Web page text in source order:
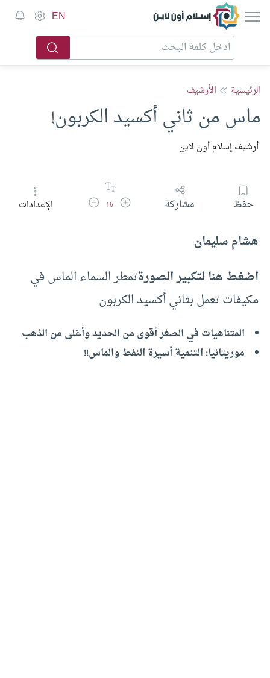
إسلام أون لاين EN
الرئيسية الأرشيف
ماس من ثاني أكسيد الكربون!
أرشيف إسلام أون لاين
حفظ مشاركة زيادة حجم الخط
16 تقليل حجم الخطالإعدادات
هشام سليمان
اضغط هنا لتكبير الصورةتمطر السماء الماس في
مكيفات تعمل بثاني أكسيد الكربون
المتناهيات في الصغر أقوى من الحديد وأغلى من الذهب
موريتانيا: التنمية أسيرة النفط والماس!!